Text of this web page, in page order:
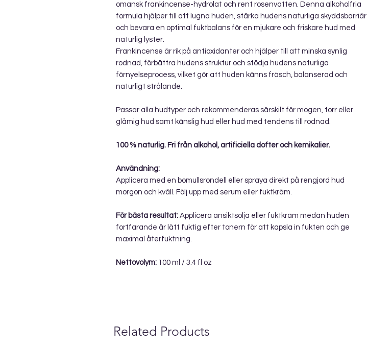
omansk frankincense-hydrolat och rent rosenvatten. Denna alkoholfria
formula hjälper till att lugna huden, stärka hudens naturliga skyddsbarriär
och bevara en optimal fuktbalans för en mjukare och friskare hud med
naturlig lyster.
Frankincense är rik på antioxidanter och hjälper till att minska synlig
rodnad, förbättra hudens struktur och stödja hudens naturliga
förnyelseprocess, vilket gör att huden känns fräsch, balanserad och
naturligt strålande.
Passar alla hudtyper och rekommenderas särskilt för mogen, torr eller
glåmig hud samt känslig hud eller hud med tendens till rodnad.
100 % naturlig. Fri från alkohol, artificiella dofter och kemikalier.
Användning:
Applicera med en bomullsrondell eller spraya direkt på rengjord hud
morgon och kväll. Följ upp med serum eller fuktkräm.
För bästa resultat: Applicera ansiktsolja eller fuktkräm medan huden
fortfarande är lätt fuktig efter tonern för att kapsla in fukten och ge
maximal återfuktning.
Nettovolym: 100 ml / 3.4 fl oz
Related Products